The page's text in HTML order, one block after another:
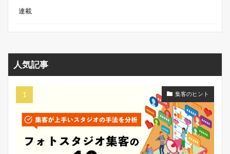
連載
人気記事
集客のヒント